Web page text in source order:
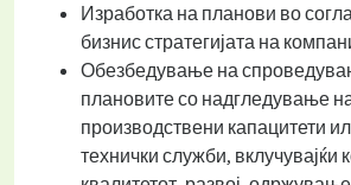
Изработка на планови во
бизнис стратегијата на
Обезбедување на
плановите со надгледување
производствени капацитети
технички служби, вклучувајќи